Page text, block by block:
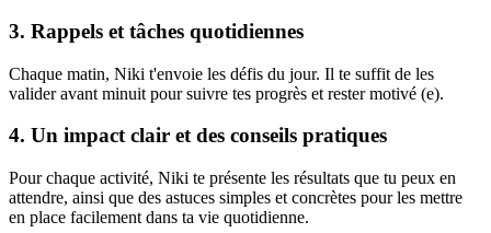
3. Rappels et tâches quotidiennes
Chaque matin, Niki t'envoie les défis du jour. Il te suffit de les
valider avant minuit pour suivre tes progrès et rester motivé (e).
4. Un impact clair et des conseils pratiques
Pour chaque activité, Niki te présente les résultats que tu peux en
attendre, ainsi que des astuces simples et concrètes pour les mettre
en place facilement dans ta vie quotidienne.